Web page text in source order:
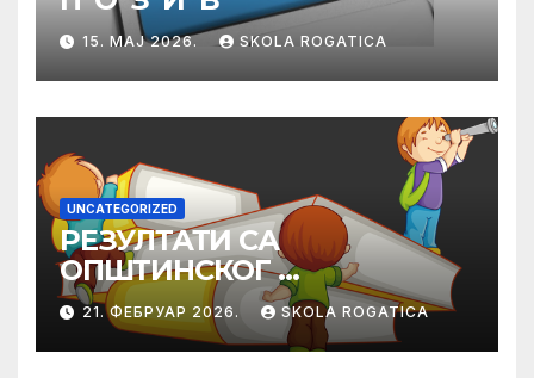
15. МАЈ 2026. SKOLA ROGATICA
UNCATEGORIZED
РЕЗУЛТАТИ СА
ОПШТИНСКОГ
ТАКМИЧЕЊА ИЗ
ПРАВОСЛАВНЕ
ВЈЕРОНАУКЕ
21. ФЕБРУАР 2026. SKOLA ROGATICA